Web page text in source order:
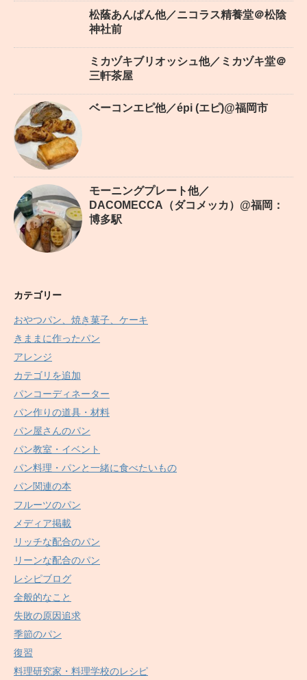
松蔭あんぱん他／ニコラス精養堂＠松陰
神社前
ミカヅキブリオッシュ他／ミカヅキ堂＠
三軒茶屋
ベーコンエピ他／épi (エピ)@福岡市
モーニングプレート他／
DACOMECCA（ダコメッカ）@福岡：
博多駅
カテゴリー
おやつパン、焼き菓子、ケーキ
きままに作ったパン
アレンジ
カテゴリを追加
パンコーディネーター
パン作りの道具・材料
パン屋さんのパン
パン教室・イベント
パン料理・パンと一緒に食べたいもの
パン関連の本
フルーツのパン
メディア掲載
リッチな配合のパン
リーンな配合のパン
レシピブログ
全般的なこと
失敗の原因追求
季節のパン
復習
料理研究家・料理学校のレシピ